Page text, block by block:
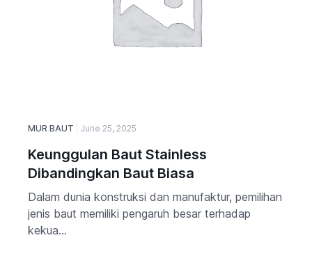
MUR BAUT June 25, 2025
Keunggulan Baut Stainless
Dibandingkan Baut Biasa
Dalam dunia konstruksi dan manufaktur, pemilihan
jenis baut memiliki pengaruh besar terhadap
kekua...